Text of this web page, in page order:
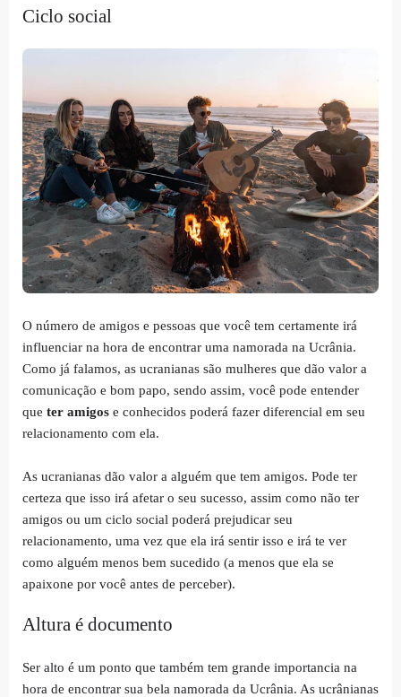
Ciclo social
O número de amigos e pessoas que você tem certamente irá
influenciar na hora de encontrar uma namorada na Ucrânia.
Como já falamos, as ucranianas são mulheres que dão valor a
comunicação e bom papo, sendo assim, você pode entender
que ter amigos e conhecidos poderá fazer diferencial em seu
relacionamento com ela.
As ucranianas dão valor a alguém que tem amigos. Pode ter
certeza que isso irá afetar o seu sucesso, assim como não ter
amigos ou um ciclo social poderá prejudicar seu
relacionamento, uma vez que ela irá sentir isso e irá te ver
como alguém menos bem sucedido (a menos que ela se
apaixone por você antes de perceber).
Altura é documento
Ser alto é um ponto que também tem grande importancia na
hora de encontrar sua bela namorada da Ucrânia. As ucrânianas